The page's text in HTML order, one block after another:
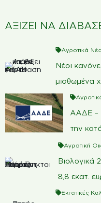
ΑΞΙΖΕΙ ΝΑ
Αγροτικά Νέα
Νέοι
μισθωμένα
ΑΑΔΕ –
την
Αγροτική
Βιολογικά
8,8 εκατ.
Εκτατικές